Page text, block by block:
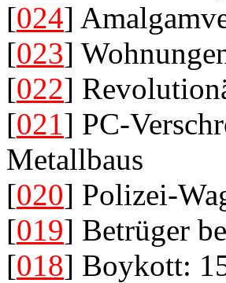
[024]
[023]
[022]
[021] PC-
Metallbaus
[020] Polizei-
[019] Betrüger
[018] Boykott: